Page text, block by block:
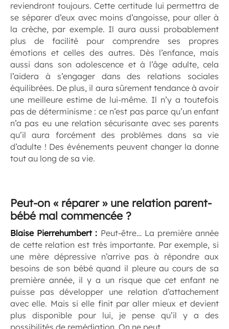
reviendront toujours. Cette certitude lui permettra de
se séparer d’eux avec moins d’angoisse, pour aller à
la crèche, par exemple. Il aura aussi probablement
plus de facilité pour comprendre ses propres
émotions et celles des autres. Dès l’enfance, mais
aussi dans son adolescence et à l’âge adulte, cela
l’aidera à s’engager dans des relations sociales
équilibrées. De plus, il aura sûrement tendance à avoir
une meilleure estime de lui-même. Il n’y a toutefois
pas de déterminisme : ce n’est pas parce qu’un enfant
n’a pas eu une relation sécurisante avec ses parents
qu’il aura forcément des problèmes dans sa vie
d’adulte ! Des événements peuvent changer la donne
tout au long de sa vie.
Peut-on « réparer » une relation parent-
bébé mal commencée ?
Blaise Pierrehumbert: Peut-être… La première année
de cette relation est très importante. Par exemple, si
une mère dépressive n’arrive pas à répondre aux
besoins de son bébé quand il pleure au cours de sa
première année, il y a un risque que cet enfant ne
puisse pas développer une relation d’attachement
avec elle. Mais si elle finit par aller mieux et devient
plus disponible pour lui, je pense qu’il y a des